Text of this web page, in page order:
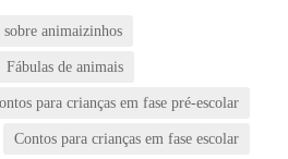
sobre animaizinhos
Fábulas de animais
para crianças em fase pré-escolar
Contos para crianças em fase escolar